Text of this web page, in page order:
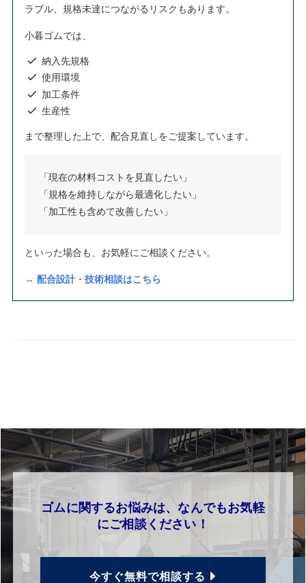
ラブル、規格未達につながるリスクもあります。
小暮ゴムでは、
納入先規格
使用環境
加工条件
生産性
まで整理した上で、配合見直しをご提案しています。
「現在の材料コストを見直したい」
「規格を維持しながら最適化したい」
「加工性も含めて改善したい」
といった場合も、お気軽にご相談ください。
→ 配合設計・技術相談はこちら
ゴムに関するお悩みは、なんでもお気軽
にご相談ください！
今すぐ無料で相談する